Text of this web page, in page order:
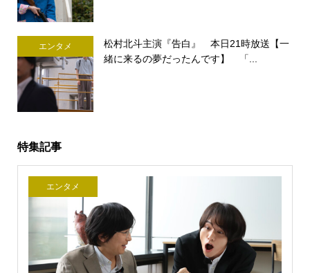
エンタメ
松村北斗主演『告白』 本日21時放送【一
緒に来るの夢だったんです】 「...
特集記事
エンタメ